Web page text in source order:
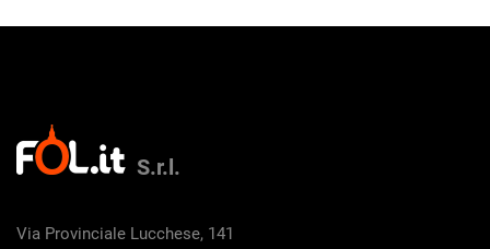
S.r.l.
Via Provinciale Lucchese, 141